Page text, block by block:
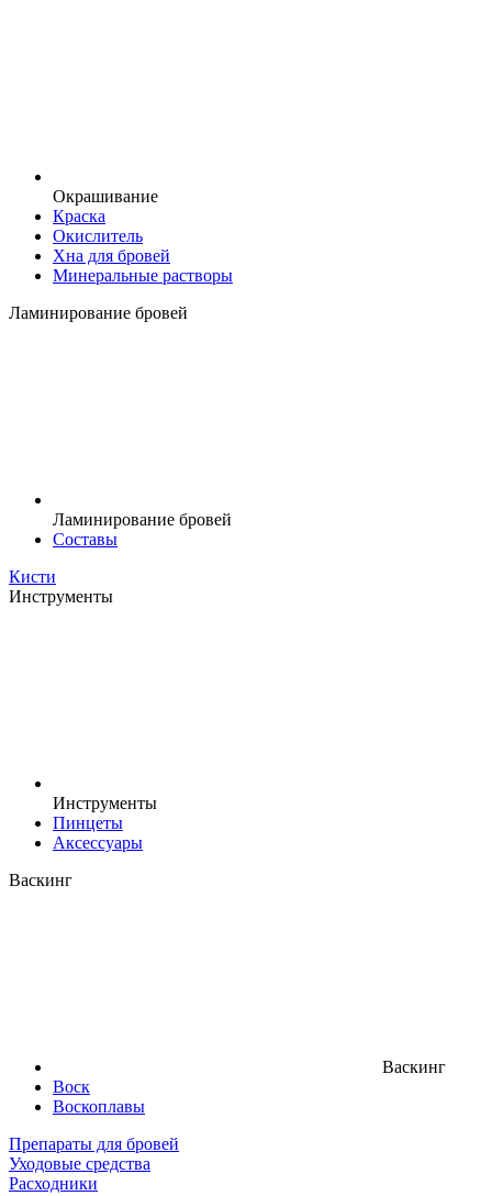
Окрашивание
Краска
Окислитель
Хна для бровей
Минеральные растворы
Ламинирование бровей
Ламинирование бровей
Составы
Кисти
Инструменты
Инструменты
Пинцеты
Аксессуары
Васкинг
Васкинг
Воск
Воскоплавы
Препараты для бровей
Уходовые средства
Расходники